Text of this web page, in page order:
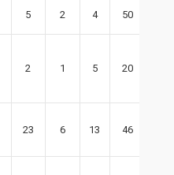
5 2 4 50
2 1 5 20
23 6 13 46